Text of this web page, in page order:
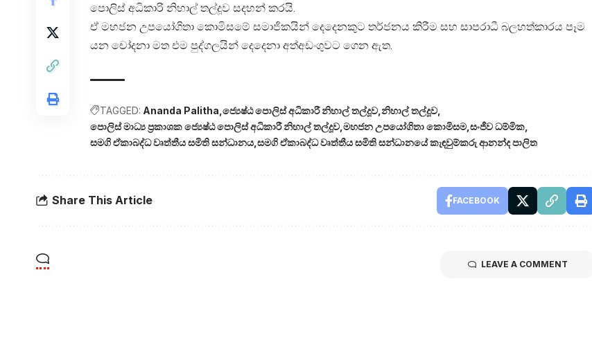
පොලිස් අධිකාරි නිහාල් තල්දූව සදහන් කරයි.
ඒ මහජන උපයෝගිතා කොමිසමේ සමාජිකයින් දෙදෙනකුට තර්ජනය කිරීම සහ සාපරාධී බලහත්කාරය පෑම
යන චෝදනා මත එම පුද්ගලයින් දෙදෙනා අත්අඩංගුවට ගෙන ඇත.
TAGGED: Ananda Palitha ජ්‍යෙෂ්ඨ පොලිස් අධිකාරී නිහාල් තල්දූව නිහාල් තල්දූව
පොලිස් මාධ්‍ය ප්‍රකාශක ජ්‍යෙෂ්ඨ පොලිස් අධිකාරී නිහාල් තල්දූව මහජන උපයෝගිතා කොමිසම සංජීව ධම්මික
සමගි ඒකාබද්ධ වෘත්තීය සමිති සන්ධානය සමගි ඒකාබද්ධ වෘත්තීය සමිති සන්ධානයේ කැඳවුම්කරු ආනන්ද පාලිත
Share This Article FACEBOOK
LEAVE A COMMENT